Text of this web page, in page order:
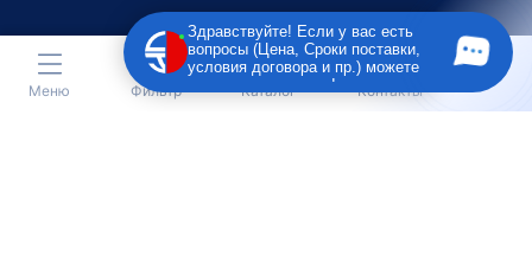
Меню Фильтр Каталог Контакты
Здравствуйте! Если у вас есть
вопросы (Цена, Сроки поставки,
условия договора и пр.) можете
задать их мне в чат!